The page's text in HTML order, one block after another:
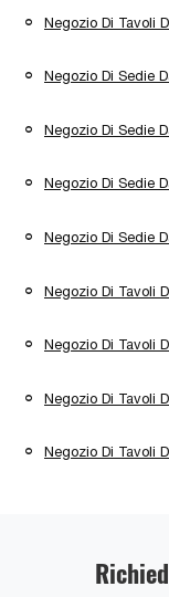
Negozio Di Tavoli
Negozio Di Sedie
Negozio Di Sedie
Negozio Di Sedie
Negozio Di Sedie
Negozio Di Tavoli
Negozio Di Tavoli
Negozio Di Tavoli
Negozio Di Tavoli